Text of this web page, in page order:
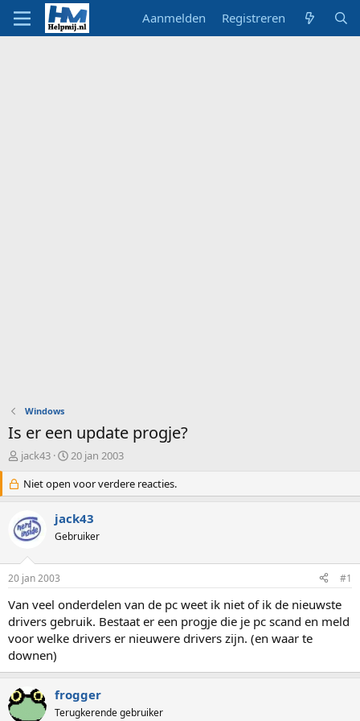
Aanmelden Registreren
Windows
Is er een update progje?
O
d
e
w
e
p
s
t
a
r
t
e
r
jack43
S
a
r
t
d
a
m
20 jan 2003
Niet open voor verdere reacties.
jack43
Gebruiker
20 jan 2003 #1
Van veel onderdelen van de pc weet ik niet of ik de nieuwste
drivers gebruik. Bestaat er een progje die je pc scand en meld
voor welke drivers er nieuwere drivers zijn. (en waar te
downen)
frogger
Terugkerende gebruiker